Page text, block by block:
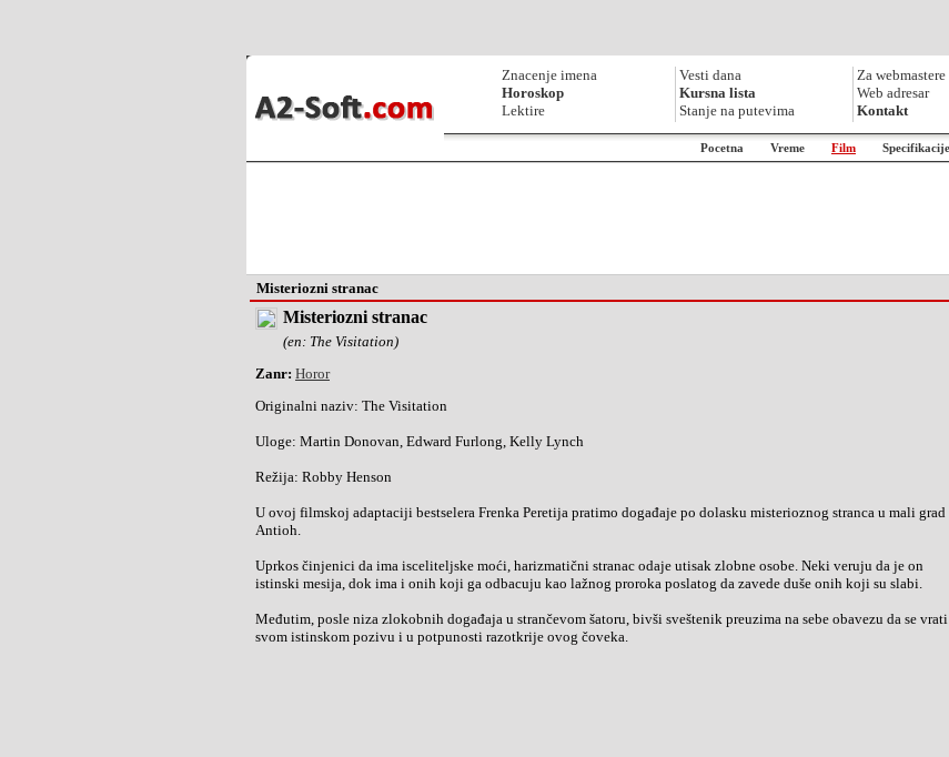
Znacenje imena
Horoskop
Lektire
Vesti dana
Kursna lista
Stanje na putevima
Za webmastere
Web adresar
Kontakt
Pocetna Vreme Film
Misteriozni stranac
Misteriozni stranac
(en: The Visitation)
Zanr: Horor
Originalni naziv: The Visitation
Uloge: Martin Donovan, Edward Furlong, Kelly Lynch
Režija: Robby Henson
U ovoj filmskoj adaptaciji bestselera Frenka Peretija pratimo događaje po dolasku misterioznog stranca u mali grad
Antioh.
Uprkos činjenici da ima isceliteljske moći, harizmatični stranac odaje utisak zlobne osobe. Neki veruju da je on
istinski mesija, dok ima i onih koji ga odbacuju kao lažnog proroka poslatog da zavede duše onih koji su slabi.
Međutim, posle niza zlokobnih događaja u strančevom šatoru, bivši sveštenik preuzima na sebe obavezu da se vrati
svom istinskom pozivu i u potpunosti razotkrije ovog čoveka.